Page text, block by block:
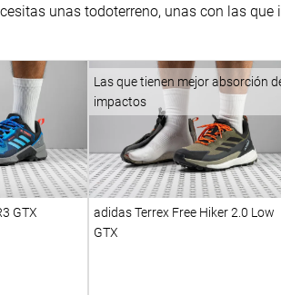
unas todoterreno, unas con las
GTX
Las que tienen mejor absorción
impactos
adidas Terrex Free Hiker 2.0 Low
GTX